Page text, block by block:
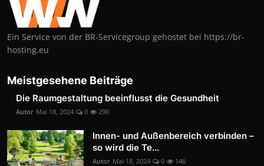
Ein Service von der BR-Servicegroup gehostet bei https://br-
hosting.eu
Meistgesehene Beiträge
Die Raumgestaltung beeinflusst die Gesundheit
Autor Mai 18, 2024 0 290
Innen- und Außenbereich verbinden –
so wird die Te...
Autor Mai 18, 2024 0 146